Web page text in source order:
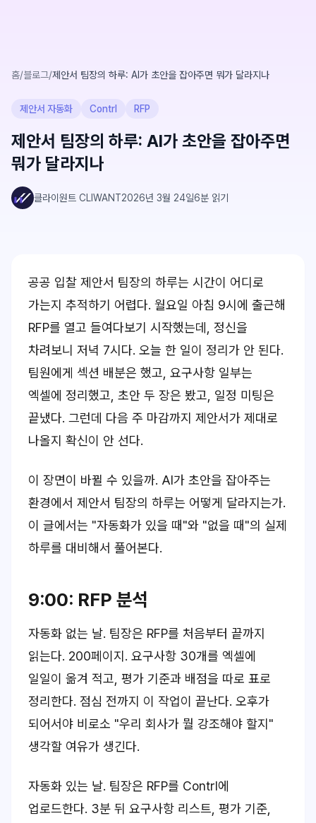
홈/블로그/제안서 팀장의 하루: AI가 초안을 잡아주면 뭐가 달라지나
제안서 자동화 Contrl RFP
제안서 팀장의 하루: AI가 초안을 잡아주면
뭐가 달라지나
클라이원트 CLIWANT2026년 3월 24일6분 읽기
공공 입찰 제안서 팀장의 하루는 시간이 어디로
가는지 추적하기 어렵다. 월요일 아침 9시에 출근해
RFP를 열고 들여다보기 시작했는데, 정신을
차려보니 저녁 7시다. 오늘 한 일이 정리가 안 된다.
팀원에게 섹션 배분은 했고, 요구사항 일부는
엑셀에 정리했고, 초안 두 장은 봤고, 일정 미팅은
끝냈다. 그런데 다음 주 마감까지 제안서가 제대로
나올지 확신이 안 선다.
이 장면이 바뀔 수 있을까. AI가 초안을 잡아주는
환경에서 제안서 팀장의 하루는 어떻게 달라지는가.
이 글에서는 "자동화가 있을 때"와 "없을 때"의 실제
하루를 대비해서 풀어본다.
9:00: RFP 분석
자동화 없는 날. 팀장은 RFP를 처음부터 끝까지
읽는다. 200페이지. 요구사항 30개를 엑셀에
일일이 옮겨 적고, 평가 기준과 배점을 따로 표로
정리한다. 점심 전까지 이 작업이 끝난다. 오후가
되어서야 비로소 "우리 회사가 뭘 강조해야 할지"
생각할 여유가 생긴다.
자동화 있는 날. 팀장은 RFP를 Contrl에
업로드한다. 3분 뒤 요구사항 리스트, 평가 기준,